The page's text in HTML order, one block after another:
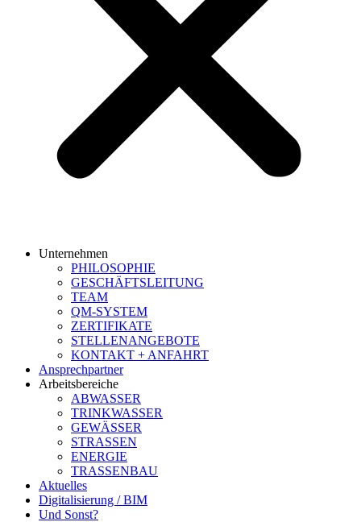
Unternehmen
PHILOSOPHIE
GESCHÄFTSLEITUNG
TEAM
QM-SYSTEM
ZERTIFIKATE
STELLENANGEBOTE
KONTAKT + ANFAHRT
Ansprechpartner
Arbeitsbereiche
ABWASSER
TRINKWASSER
GEWÄSSER
STRASSEN
ENERGIE
TRASSENBAU
Aktuelles
Digitalisierung / BIM
Und Sonst?